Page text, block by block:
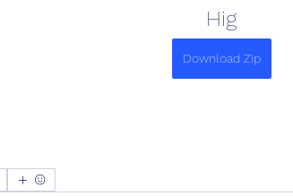
Hig
Download Zip